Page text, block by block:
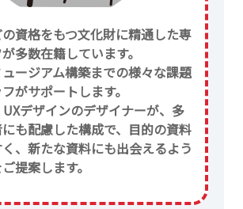
資格をもつ文化財に精通した専
多数在籍しています。
ージアム構築までの様々な課題
がサポートします。
デザインのデザイナーが、多
も配慮した構成で、目的の資料
、新たな資料にも出会えるよう
提案します。